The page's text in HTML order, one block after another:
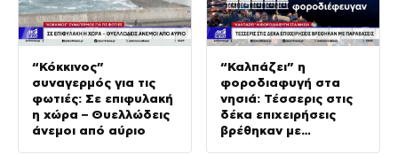
“Κόκκινος”
συναγερμός για τις
φωτιές: Σε επιφυλακή
η χώρα – Θυελλώδεις
άνεμοι από αύριο
“Καλπάζει” η
φοροδιαφυγή στα
νησιά: Τέσσερις στις
δέκα επιχειρήσεις
βρέθηκαν με